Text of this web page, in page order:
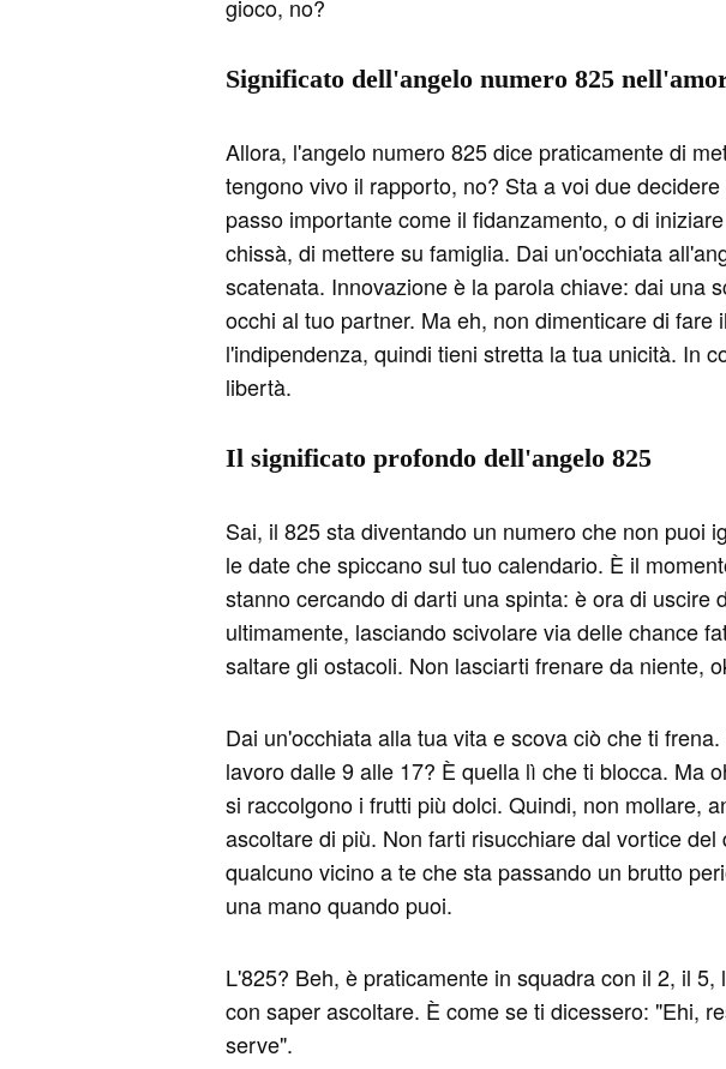
gioco, no?
Significato dell'angelo numero 825
Allora, l'angelo numero 825 dice praticamente di
tengono vivo il rapporto, no? Sta a voi due
passo importante come il fidanzamento, o di
chissà, di mettere su famiglia. Dai un'occhiata
scatenata. Innovazione è la parola chiave: dai una
occhi al tuo partner. Ma eh, non dimenticare di
l'indipendenza, quindi tieni stretta la tua unicità. In
libertà.
Il significato profondo dell'angelo 825
Sai, il 825 sta diventando un numero che non puoi
le date che spiccano sul tuo calendario. È il
stanno cercando di darti una spinta: è ora di
ultimamente, lasciando scivolare via delle chance
saltare gli ostacoli. Non lasciarti frenare da niente,
Dai un'occhiata alla tua vita e scova ciò che ti
lavoro dalle 9 alle 17? È quella lì che ti blocca. Ma
si raccolgono i frutti più dolci. Quindi, non mollare,
ascoltare di più. Non farti risucchiare dal vortice
qualcuno vicino a te che sta passando un brutto
una mano quando puoi.
L'825? Beh, è praticamente in squadra con il 2, il
con saper ascoltare. È come se ti dicessero: "Ehi,
serve".